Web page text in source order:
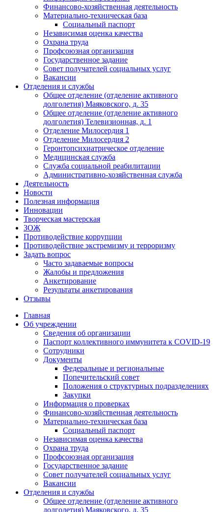
Финансово-хозяйственная деятельность
Материально-техническая база
Социальный паспорт
Независимая оценка качества
Охрана труда
Профсоюзная организация
Государственное задание
Совет получателей социальных услуг
Вакансии
Отделения и службы
Общее отделение (отделение активного
долголетия) Маяковского, д. 35
Общее отделение (отделение активного
долголетия) Телевизионная, д. 1
Отделение Милосердия 1
Отделение Милосердия 2
Геронтопсихиатрическое отделение
Медицинская служба
Служба социальной реабилитации
Административно-хозяйственная служба
Деятельность
Новости
Полезная информация
Инновации
Творческая мастерская
ЗОЖ
Противодействие коррупции
Противодействие экстремизму и терроризму
Задать вопрос
Часто задаваемые вопросы
Жалобы и предложения
Анкетирование
Результаты анкетирования
Отзывы
Главная
Об учреждении
Сведения об организации
Паспорт коллективного иммунитета к COVID-19
Сотрудники
Документы
Федеральные и региональные
Попечительский совет
Положения о структурных подразделениях
Закупки
Информация о проверках
Финансово-хозяйственная деятельность
Материально-техническая база
Социальный паспорт
Независимая оценка качества
Охрана труда
Профсоюзная организация
Государственное задание
Совет получателей социальных услуг
Вакансии
Отделения и службы
Общее отделение (отделение активного
долголетия) Маяковского, д. 35